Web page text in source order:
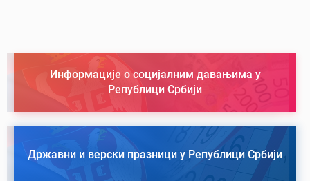
Информације о социјалним давањима у
Републици Србији
Државни и верски празници у Републици Србији